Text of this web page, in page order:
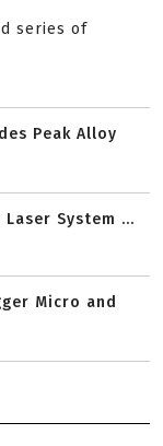
series of
Peak Alloy
Laser System ...
Micro and